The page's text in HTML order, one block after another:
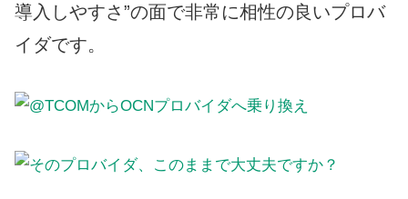
導入しやすさ”の面で非常に相性の良いプロバ
イダです。